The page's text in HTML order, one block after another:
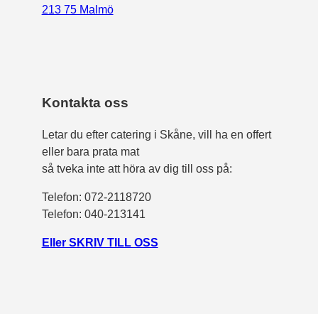
213 75 Malmö
Kontakta oss
Letar du efter catering i Skåne, vill ha en offert
eller bara prata mat
så tveka inte att höra av dig till oss på:
Telefon: 072-2118720
Telefon: 040-213141
Eller SKRIV TILL OSS